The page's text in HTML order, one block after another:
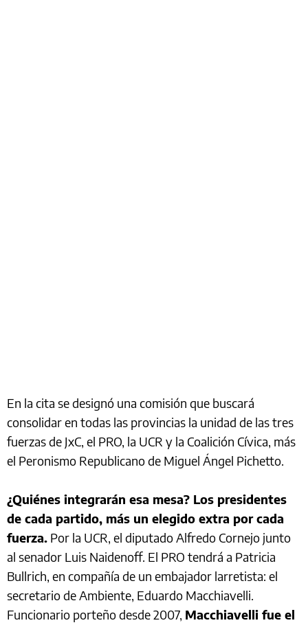
En la cita se designó una comisión que buscará
consolidar en todas las provincias la unidad de las tres
fuerzas de JxC, el PRO, la UCR y la Coalición Cívica, más
el Peronismo Republicano de Miguel Ángel Pichetto.
¿Quiénes integrarán esa mesa? Los presidentes
de cada partido, más un elegido extra por cada
fuerza. Por la UCR, el diputado Alfredo Cornejo junto
al senador Luis Naidenoff. El PRO tendrá a Patricia
Bullrich, en compañía de un embajador larretista: el
secretario de Ambiente, Eduardo Macchiavelli.
Funcionario porteño desde 2007, Macchiavelli fue el